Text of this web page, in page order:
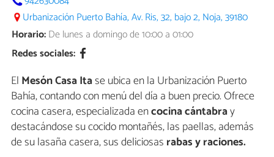
Urbanización Puerto Bahía, Av. Ris, 32, bajo 2, Noja, 39180
Horario:De lunes a domingo de 10:00 a 01:00
Redes sociales:
El Mesón Casa Itase ubica en la Urbanización Puerto
Bahía, contando con menú del día a buen precio. Ofrece
cocina casera, especializada encocina cántabray
destacándose su cocido montañés, las paellas, además
de su lasaña casera, sus deliciosas rabas y raciones.